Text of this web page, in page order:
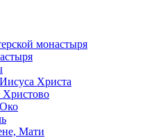
монастыря
Христа
Христово
Мати